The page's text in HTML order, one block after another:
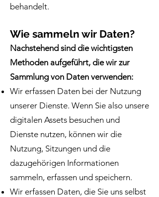
behandelt.
Wie sammeln wir Daten?
Nachstehend sind die wichtigsten
Methoden aufgeführt, die wir zur
Sammlung von Daten verwenden:
Wir erfassen Daten bei der Nutzung
unserer Dienste. Wenn Sie also unsere
digitalen Assets besuchen und
Dienste nutzen, können wir die
Nutzung, Sitzungen und die
dazugehörigen Informationen
sammeln, erfassen und speichern.
Wir erfassen Daten, die Sie uns selbst